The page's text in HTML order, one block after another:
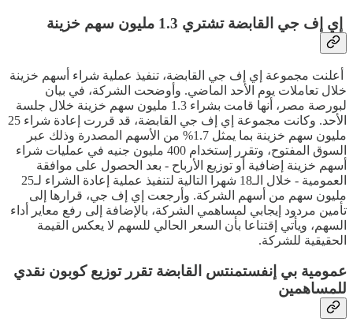
إي إف جي القابضة تشتري 1.3 مليون سهم خزينة
أعلنت مجموعة إي إف جي القابضة، تنفيذ عملية شراء أسهم خزينة
خلال تعاملات يوم الأحد الماضي. وأوضحت الشركة، في بيان
لبورصة مصر، أنها قامت بشراء 1.3 مليون سهم خزينة خلال جلسة
الأحد. وكانت مجموعة إي إف جي القابضة، قد قررت إعادة شراء 25
مليون سهم خزينة بما يمثل 1.7% من الأسهم المصدرة وذلك عبر
السوق المفتوح، وتقرر إستخدام 400 مليون جنيه في عمليات شراء
أسهم خزينة إضافية أو توزيع الأرباح - بعد الحصول على موافقة
العمومية - خلال الـ18 شهرا التالية لتنفيذ عملية إعادة الشراء لـ25
مليون سهم من أسهم الشركة. وأرجعت إي إف جي، قرارها إلى
تأمين مردود إيجابي لمساهمي الشركة، بالإضافة إلى رفع معاير أداء
السهم، ويأتي إقتناعا بأن السعر الحالي للسهم لا يعكس القيمة
الحقيقية للشركة.
عمومية بي إنفستمنتس القابضة تقرر توزيع كوبون نقدي
للمساهمين